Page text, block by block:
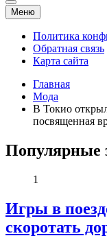
Меню
Политика
Обратная связь
Карта сайта
Главная
Мода
В Токио
посвященная
Популярные
1
Игры в
скоротать